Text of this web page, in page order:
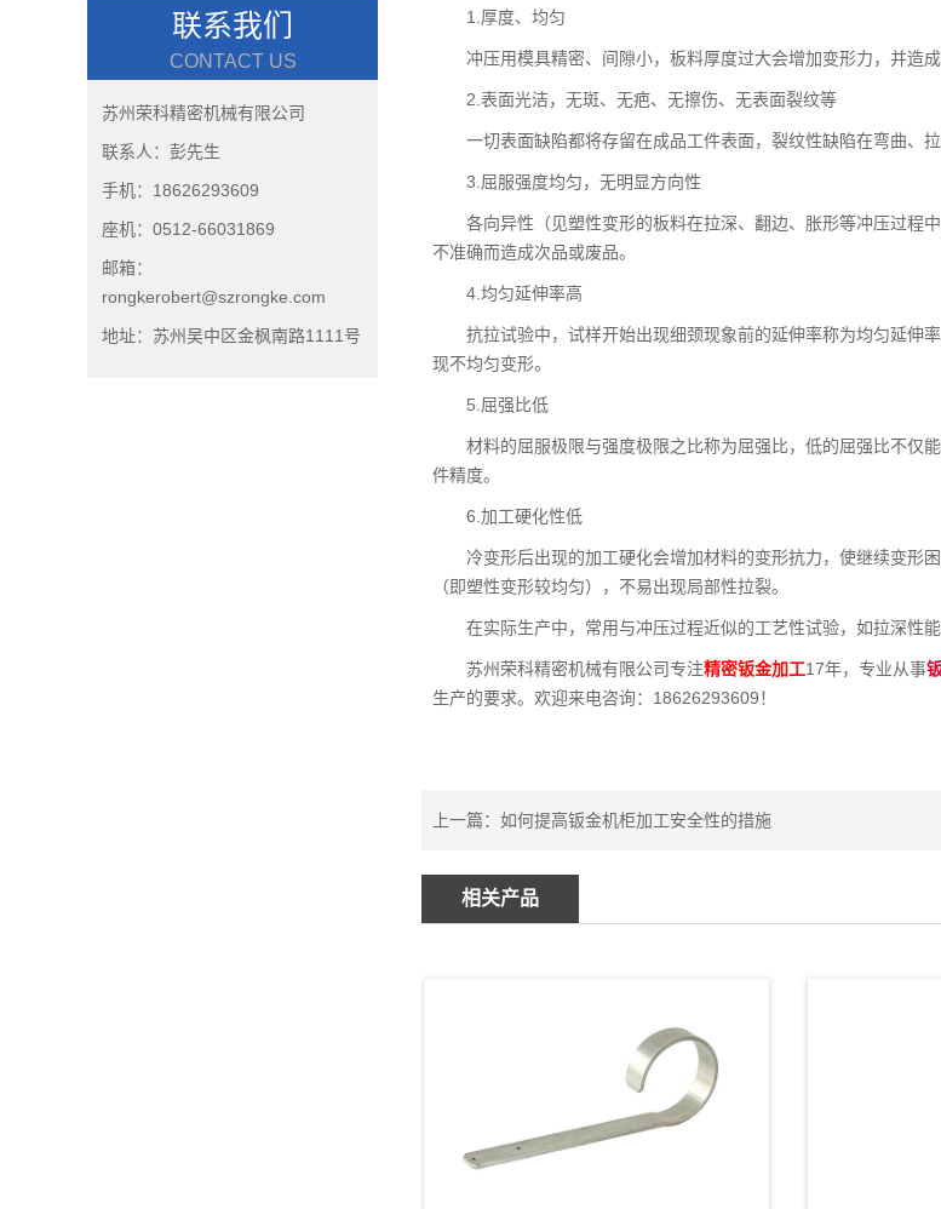
联系我们
CONTACT US
苏州荣科精密机械有限公司
联系人：彭先生
手机：18626293609
座机：0512-66031869
邮箱：
rongkerobert@szrongke.com
地址：苏州吴中区金枫南路1111号
1.厚度、均匀
冲压用模具精密、间隙小，板料厚度过大会增加变形力，并造
2.表面光洁，无斑、无疤、无擦伤、无表面裂纹等
一切表面缺陷都将存留在成品工件表面，裂纹性缺陷在弯曲、
3.屈服强度均匀，无明显方向性
各向异性（见塑性变形的板料在拉深、翻边、胀形等冲压过程
不准确而造成次品或废品。
4.均匀延伸率高
抗拉试验中，试样开始出现细颈现象前的延伸率称为均匀延伸
现不均匀变形。
5.屈强比低
材料的屈服极限与强度极限之比称为屈强比，低的屈强比不仅
件精度。
6.加工硬化性低
冷变形后出现的加工硬化会增加材料的变形抗力，使继续变形
（即塑性变形较均匀），不易出现局部性拉裂。
在实际生产中，常用与冲压过程近似的工艺性试验，如拉深性
苏州荣科精密机械有限公司专注精密钣金加工17年，专业从事
生产的要求。欢迎来电咨询：18626293609！
上一篇：如何提高钣金机柜加工安全性的措施
相关产品